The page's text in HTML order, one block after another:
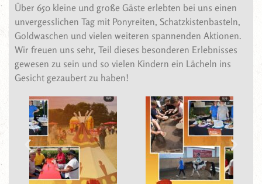
Über 650 kleine und große Gäste erlebten bei uns einen
unvergesslichen Tag mit Ponyreiten, Schatzkistenbasteln,
Goldwaschen und vielen weiteren spannenden Aktionen.
Wir freuen uns sehr, Teil dieses besonderen Erlebnisses
gewesen zu sein und so vielen Kindern ein Lächeln ins
Gesicht gezaubert zu haben!